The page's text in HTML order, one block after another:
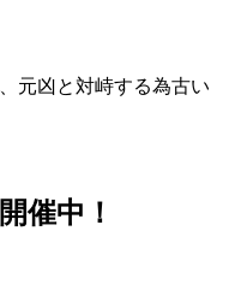
元凶と対峙する為古い
催中！